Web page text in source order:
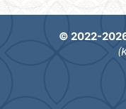
© 2022-